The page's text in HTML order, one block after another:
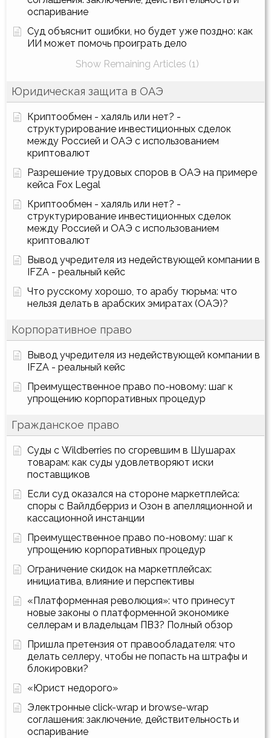
оспаривание
Суд объяснит ошибки, но будет уже поздно: как
ИИ может помочь проиграть дело
Show Remaining Articles (1)
Юридическая защита в ОАЭ
Криптообмен - халяль или нет? -
структурирование инвестиционных сделок
между Россией и ОАЭ с использованием
криптовалют
Разрешение трудовых споров в ОАЭ на примере
кейса Fox Legal
Криптообмен - халяль или нет? -
структурирование инвестиционных сделок
между Россией и ОАЭ с использованием
криптовалют
Вывод учредителя из недействующей компании в
IFZA - реальный кейс
Что русскому хорошо, то арабу тюрьма: что
нельзя делать в арабских эмиратах (ОАЭ)?
Корпоративное право
Вывод учредителя из недействующей компании в
IFZA - реальный кейс
Преимущественное право по-новому: шаг к
упрощению корпоративных процедур
Гражданское право
Суды с Wildberries по сгоревшим в Шушарах
товарам: как суды удовлетворяют иски
поставщиков
Если суд оказался на стороне маркетплейса:
споры с Вайлдберриз и Озон в апелляционной и
кассационной инстанции
Преимущественное право по-новому: шаг к
упрощению корпоративных процедур
Ограничение скидок на маркетплейсах:
инициатива, влияние и перспективы
«Платформенная революция»: что принесут
новые законы о платформенной экономике
селлерам и владельцам ПВЗ? Полный обзор
Пришла претензия от правообладателя: что
делать селлеру, чтобы не попасть на штрафы и
блокировки?
«Юрист недорого»
Электронные click-wrap и browse-wrap
соглашения: заключение, действительность и
оспаривание